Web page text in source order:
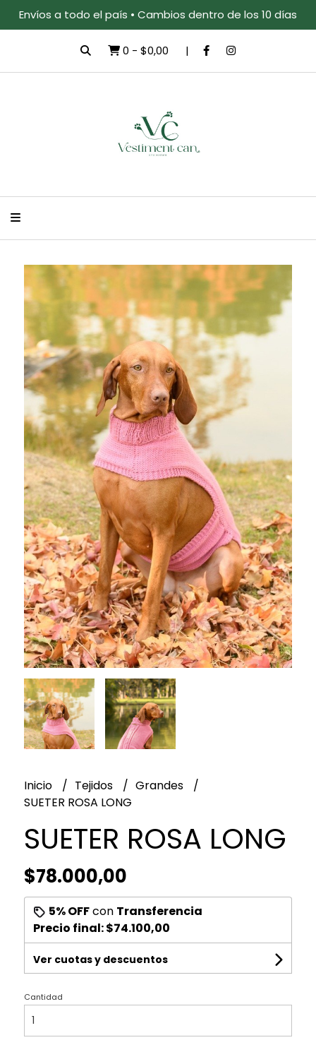
Envíos a todo el país • Cambios dentro de los 10 días
0 - $0,00
Inicio Tejidos
Grandes
SUETER ROSA LONG
SUETER ROSA LONG
$78.000,00
5% OFFcon Transferencia
Precio final:$74.100,00
Ver cuotas y descuentos
Cantidad